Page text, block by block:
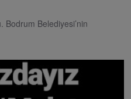
Bodrum Belediyesi’nin